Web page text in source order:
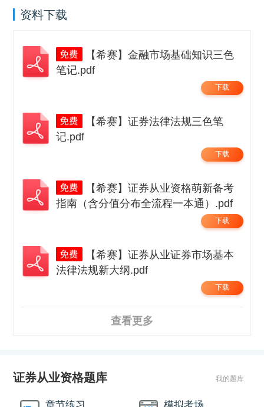
资料下载
【希赛】金融市场基础知识三色
笔记.pdf
下载
【希赛】证券法律法规三色笔
记.pdf
下载
【希赛】证券从业资格萌新备考
指南（含分值分布全流程一本通）.pdf
下载
【希赛】证券从业证券市场基本
法律法规新大纲.pdf
下载
查看更多
证券从业资格题库 我的题库